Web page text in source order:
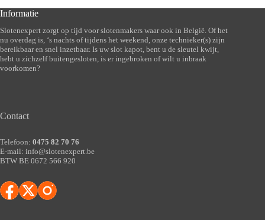
Informatie
Slotenexpert zorgt op tijd voor slotenmakers waar ook in België. Of het
nu overdag is, ‘s nachts of tijdens het weekend, onze technieker(s) zijn
bereikbaar en snel inzetbaar. Is uw slot kapot, bent u de sleutel kwijt,
hebt u zichzelf buitengesloten, is er ingebroken of wilt u inbraak
voorkomen?
Contact
Telefoon: 0475 82 70 76
E-mail: info@slotenexpert.be
BTW BE 0672 566 920